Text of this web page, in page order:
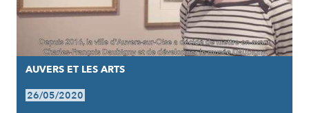
AUVERS ET LES ARTS
26/05/2020